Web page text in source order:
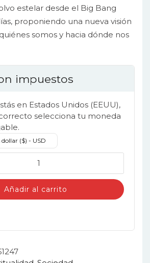
estelar desde el Big Bang
proponiendo una nueva visión
somos y hacia dónde nos
impuestos
en Estados Unidos (EEUU),
selecciona tu moneda
($) - USD
Añadir al carrito